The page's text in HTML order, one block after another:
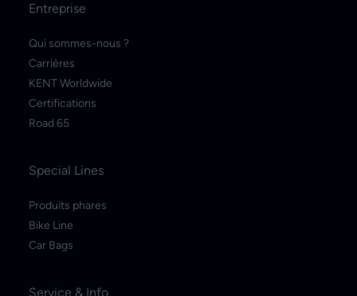
Entreprise
Qui sommes-nous ?
Carrières
KENT Worldwide
Certifications
Road 65
Special Lines
Produits phares
Bike Line
Car Bags
Service & Info